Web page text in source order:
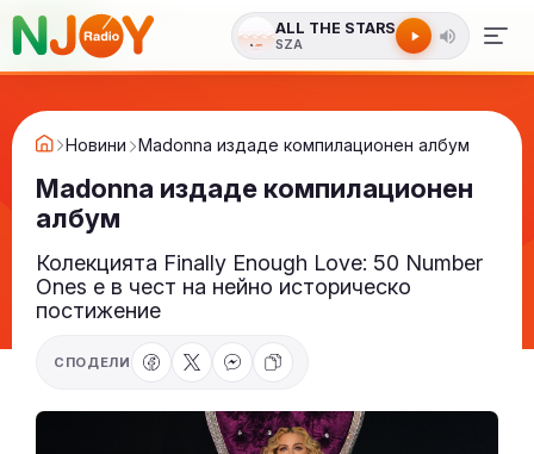
ALL THE STARS
SZA
Новини Madonna издаде компилационен албум
Madonna издаде компилационен
албум
Колекцията Finally Enough Love: 50 Number
Ones е в чест на нейно историческо
постижение
СПОДЕЛИ